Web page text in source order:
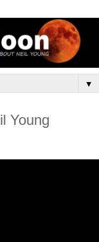
▼
Young